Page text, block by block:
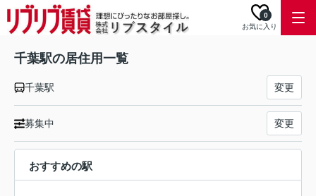
お気に入り
0
千葉駅の居住用一覧
千葉駅 変更
募集中 変更
おすすめの駅